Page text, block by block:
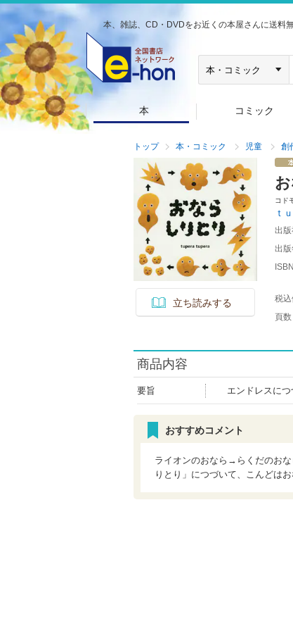
本、雑誌、CD・DVDをお近くの本屋さんに送料
本 コミック
トップ 本・コミック 児童 創
立ち読みする
コド
ｔ
出版
出版
税
頁
商品内容
要旨 エンドレスに
おすすめコメント
ライオンのおなら→らくだのお
りとり」につづいて、こんどは